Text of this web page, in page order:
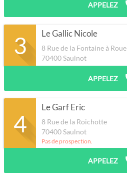
APPELEZ
3 Le Gallic Nicole
8 Rue de la Fontaine à Roue
70400Saulnot
APPELEZ
4
Le Garf Eric
8 Rue de la Roichotte
70400Saulnot
Pas de prospection.
APPELEZ